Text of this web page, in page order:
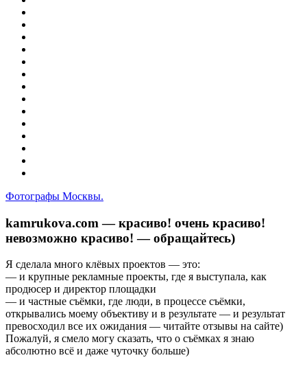
Фотографы Москвы.
kamrukova.com — красиво! очень красиво!
невозможно красиво! — обращайтесь)
Я сделала много клёвых проектов — это:
— и крупные рекламные проекты, где я выступала, как
продюсер и директор площадки
— и частные съёмки, где люди, в процессе съёмки,
открывались моему объективу и в результате — и результат
превосходил все их ожидания — читайте отзывы на сайте)
Пожалуй, я смело могу сказать, что о съёмках я знаю
абсолютно всё и даже чуточку больше)